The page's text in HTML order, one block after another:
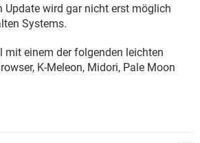
Update wird gar nicht erst möglich
Systems.
mit einem der folgenden leichten
K-Meleon, Midori, Pale Moon